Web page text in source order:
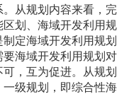
从规划内容来看，完
划、海域开发利用规
定海域开发利用规划
海域开发利用规划对
，互为促进。从规划
级规划，即综合性海